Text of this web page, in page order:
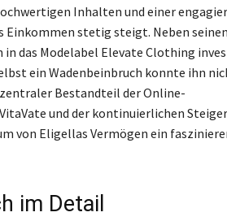
Inhalten und einer
Einkommen stetig steigt. Neben seinen
das Modelabel Elevate Clothing
ein Wadenbeinbruch konnte ihn
Bestandteil der Online-
und der kontinuierlichen
von Eligellas Vermögen ein
im Detail